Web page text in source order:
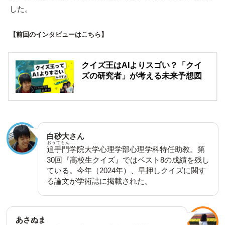
した。
【前回のインタビューはこちら】
クイズ王はAIよりスゴい？「クイ
ズの研究者」が考える未来予想図
白砂大さん
追手門
おうてもん
学院大学心理学部心理学科特任助教。第
30回『高校生クイズ』ではベスト8の成績を残し
ている。今年（2024年）、早押しクイズに関す
る論文が学術誌に掲載された。
あさぬま